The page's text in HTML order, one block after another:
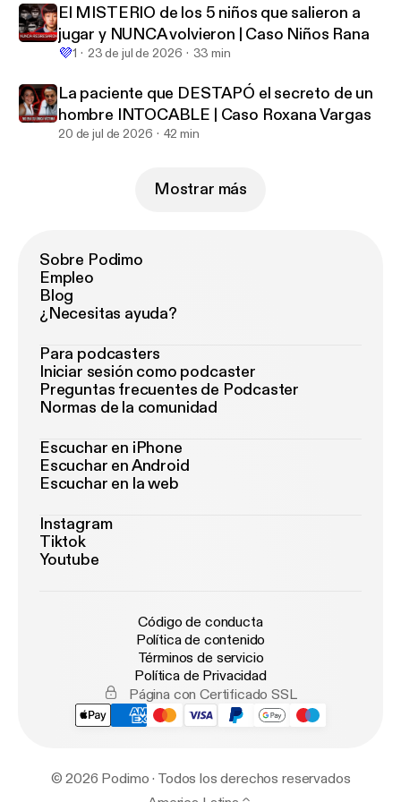
El MISTERIO de los 5 niños que salieron a
jugar y NUNCA volvieron | Caso Niños Rana
💜1 23 de jul de 2026 33 min
La paciente que DESTAPÓ el secreto de un
hombre INTOCABLE | Caso Roxana Vargas
20 de jul de 2026 42 min
Mostrar más
Sobre Podimo
Empleo
Blog
¿Necesitas ayuda?
Para podcasters
Iniciar sesión como podcaster
Preguntas frecuentes de Podcaster
Normas de la comunidad
Escuchar en iPhone
Escuchar en Android
Escuchar en la web
Instagram
Tiktok
Youtube
Código de conducta
Política de contenido
Términos de servicio
Política de Privacidad
Página con Certificado SSL
© 2026 Podimo · Todos los derechos reservados